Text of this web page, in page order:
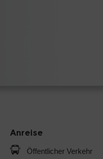
Anreise
Öffentlicher Verkehr